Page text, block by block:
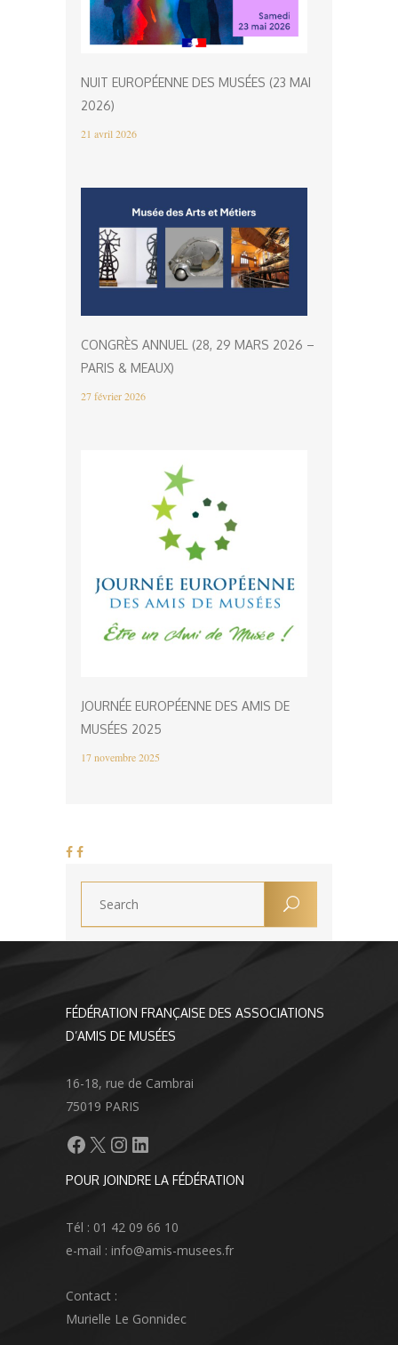
NUIT EUROPÉENNE DES MUSÉES (23 MAI
2026)
21 avril 2026
CONGRÈS ANNUEL (28, 29 MARS 2026 –
PARIS & MEAUX)
27 février 2026
JOURNÉE EUROPÉENNE DES AMIS DE
MUSÉES 2025
17 novembre 2025
FÉDÉRATION FRANÇAISE DES ASSOCIATIONS
D’AMIS DE MUSÉES
16-18, rue de Cambrai
75019 PARIS
Facebook
X Instagram
LinkedIn
POUR JOINDRE LA FÉDÉRATION
Tél : 01 42 09 66 10
e-mail : info@amis-musees.fr
Contact :
Murielle Le Gonnidec